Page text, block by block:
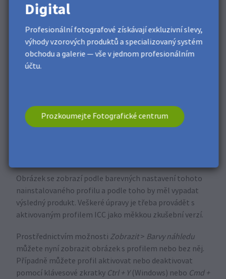
Klepnutím na tlačítko Uložituložte přidaný profil se
Obrázek se zobrazí podle barevných nastavení tohoto
nainstalovaného profilu a podle toho by měl vypadat
výsledný produkt. Veškeré úpravy je třeba provádět s
aktivovaným profilem ICC jako měkkou zkušební verzí.
Prostřednictvím možnosti Zobrazit> Barvy náhledu
můžete nyní zobrazit obrázek s profilem nebo bez něj.
Případně můžete profil aktivovat nebo deaktivovat
pomocí klávesové zkratky Ctrl + Y(Windows) nebo Cmd +
Digital
Profesionální fotografové získávají exkluzivní slevy,
výhody vzorových produktů a specializovaný systém
obchodu a galerie — vše v jednom profesionálním
účtu.
Prozkoumejte Fotografické centrum